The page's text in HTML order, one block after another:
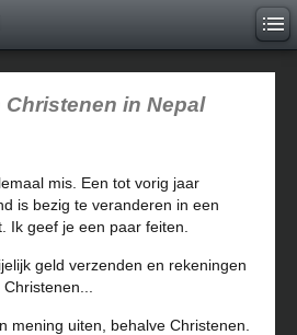
in Nepal
mis. Een tot vorig jaar
is bezig te veranderen in een
Ik geef je een paar feiten.
geld verzenden en rekeningen
mening uiten, behalve Christenen.